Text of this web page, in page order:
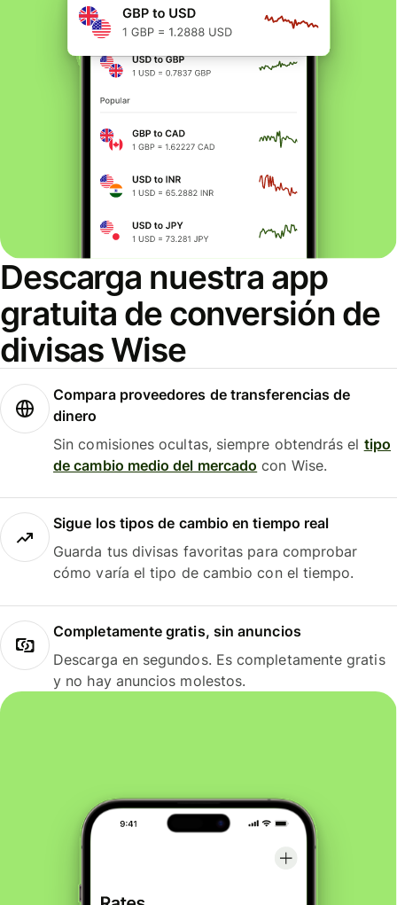
Descarga nuestra app
gratuita de conversión de
divisas Wise
Compara proveedores de transferencias de
dinero
Sin comisiones ocultas, siempre obtendrás el tipo
de cambio medio del mercado con Wise.
Sigue los tipos de cambio en tiempo real
Guarda tus divisas favoritas para comprobar
cómo varía el tipo de cambio con el tiempo.
Completamente gratis, sin anuncios
Descarga en segundos. Es completamente gratis
y no hay anuncios molestos.